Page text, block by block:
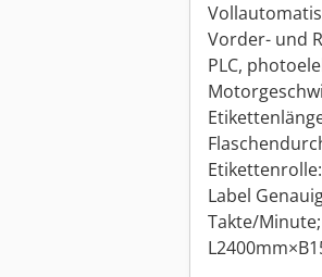
Vorder- und
PLC,
Label
Takte/